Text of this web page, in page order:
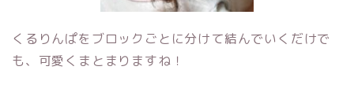
くるりんぱをブロックごとに分けて結んでいくだけで
も、可愛くまとまりますね！